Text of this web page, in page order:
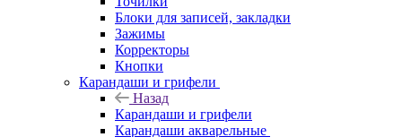
Блоки для записей, закладки
Зажимы
Корректоры
Кнопки
Карандаши и грифели
Назад
Карандаши и грифели
Карандаши акварельные